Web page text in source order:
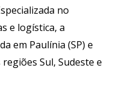
no
e logística, a
em Paulínia (SP) e
Sul, Sudeste e